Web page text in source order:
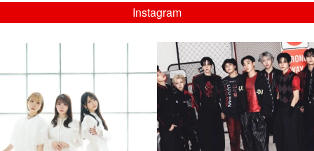
Instagram
💡8/5(水)特番放送！
...
8月 4
4 0
musicjapantv
💡08/05(水)23:00特番放送！
...
8月 4
4 0